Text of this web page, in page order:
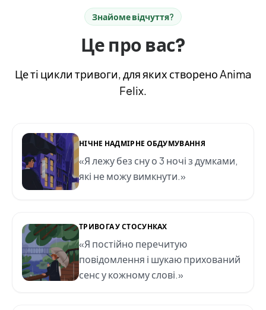
Знайоме відчуття?
Це про вас?
Це ті цикли тривоги, для яких створено Anima
Felix.
НІЧНЕ НАДМІРНЕ ОБДУМУВАННЯ
«Я лежу без сну о 3 ночі з думками,
які не можу вимкнути.»
ТРИВОГА У СТОСУНКАХ
«Я постійно перечитую
повідомлення і шукаю прихований
сенс у кожному слові.»